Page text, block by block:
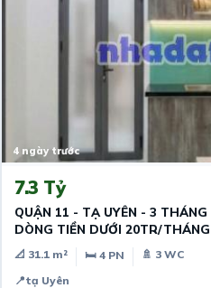
4 ngày trước
7.3 Tỷ
QUẬN 11 - TẠ UYÊN - 3
DÒNG TIỀN DƯỚI 20TR/
📐 31.1 m² 🛏 4 PN
🚿 3 WC
📍tạ Uyên